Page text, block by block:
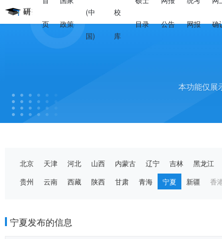
页 政策
(中
国)
校
库
目录 公告 网报 确
本功能仅展
北京 天津 河北 山西 内蒙古 辽宁 吉林
黑龙江
贵州
云南 西藏 陕西 甘肃 青海 宁夏 新疆 香
宁夏发布的信息